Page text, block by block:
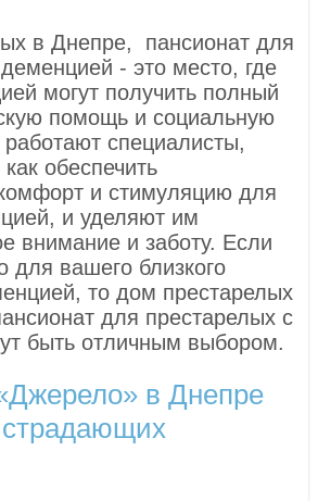
в Днепре, пансионат для
- это место, где
могут получить полный
помощь и социальную
специалисты,
обеспечить
и стимуляцию для
и уделяют им
внимание и заботу. Если
для вашего близкого
то дом престарелых
для престарелых с
быть отличным выбором.
в Днепре